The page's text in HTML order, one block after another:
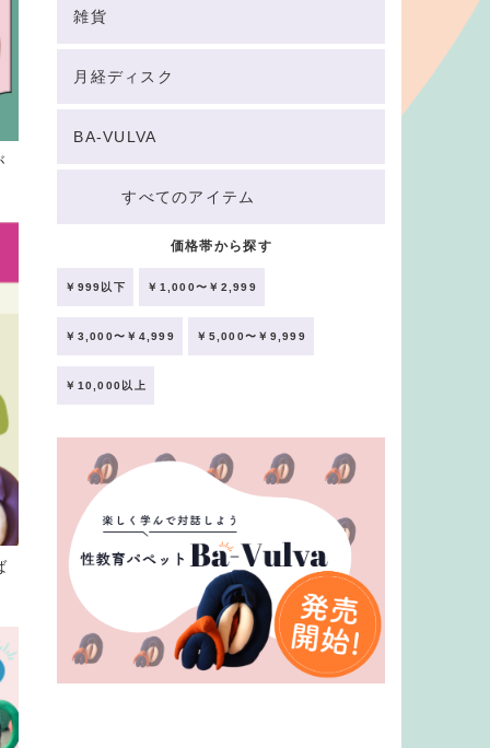
雑貨
月経ディスク
BA-VULVA
すべてのアイテム
価格帯から探す
￥999以下 ￥1,000〜￥2,999
￥3,000〜￥4,999 ￥5,000〜￥9,999
￥10,000以上